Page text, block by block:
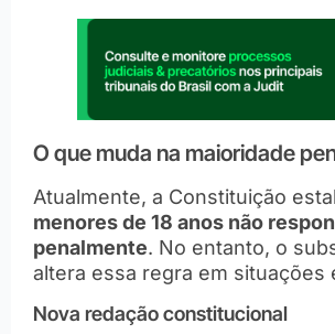
O que muda na maioridade
Atualmente, a Constituição
menores de 18 anos não
penalmente. No entanto, o
altera essa regra em situações
Nova redação constitucional